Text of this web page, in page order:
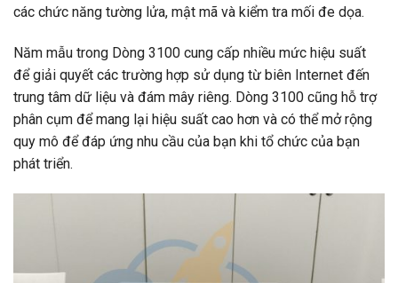
các chức năng tường lửa, mật mã và kiểm tra mối đe dọa.
Năm mẫu trong Dòng 3100 cung cấp nhiều mức hiệu suất
để giải quyết các trường hợp sử dụng từ biên Internet đến
trung tâm dữ liệu và đám mây riêng. Dòng 3100 cũng hỗ trợ
phân cụm để mang lại hiệu suất cao hơn và có thể mở rộng
quy mô để đáp ứng nhu cầu của bạn khi tổ chức của bạn
phát triển.